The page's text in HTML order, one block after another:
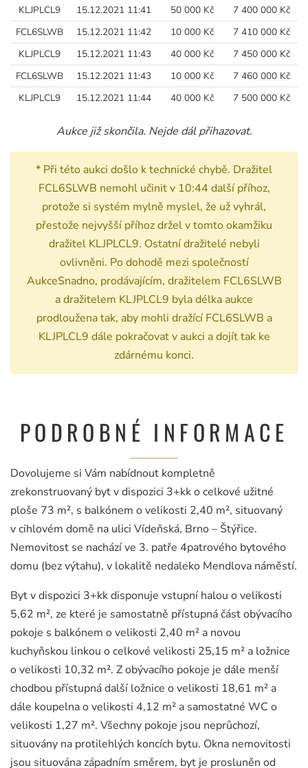
KLJPLCL9
15.12.2021 11:41 50 000 Kč
7 400 000 Kč
FCL6SLWB
15.12.2021 11:42 10 000 Kč
7 410 000 Kč
KLJPLCL9
15.12.2021 11:43 40 000 Kč
7 450 000 Kč
FCL6SLWB
15.12.2021 11:43 10 000 Kč
7 460 000 Kč
KLJPLCL9
15.12.2021 11:44 40 000 Kč 7 500 000 Kč
Aukce již skončila. Nejde dál přihazovat.
* Při této aukci došlo k technické chybě. Dražitel
FCL6SLWB nemohl učinit v 10:44 další příhoz,
protože si systém mylně myslel, že už vyhrál,
přestože nejvyšší příhoz držel v tomto okamžiku
dražitel KLJPLCL9. Ostatní dražitelé nebyli
ovlivněni. Po dohodě mezi společností
AukceSnadno, prodávajícím, dražitelem FCL6SLWB
a dražitelem KLJPLCL9 byla délka aukce
prodloužena tak, aby mohli dražící FCL6SLWB a
KLJPLCL9 dále pokračovat v aukci a dojít tak ke
zdárnému konci.
PODROBNÉ INFORMACE
Dovolujeme si Vám nabídnout kompletně
zrekonstruovaný byt v dispozici 3+kk o celkové užitné
ploše 73 m², s balkónem o velikosti 2,40 m², situovaný
v cihlovém domě na ulici Vídeňská, Brno – Štýřice.
Nemovitost se nachází ve 3. patře 4patrového bytového
domu (bez výtahu), v lokalitě nedaleko Mendlova náměstí.
Byt v dispozici 3+kk disponuje vstupní halou o velikosti
5,62 m², ze které je samostatně přístupná část obývacího
pokoje s balkónem o velikosti 2,40 m² a novou
kuchyňskou linkou o celkové velikosti 25,15 m² a ložnice
o velikosti 10,32 m². Z obývacího pokoje je dále menší
chodbou přístupná další ložnice o velikosti 18,61 m² a
dále koupelna o velikosti 4,12 m² a samostatné WC o
velikosti 1,27 m². Všechny pokoje jsou neprůchozí,
situovány na protilehlých koncích bytu. Okna nemovitosti
jsou situována západním směrem, byt je prosluněn od